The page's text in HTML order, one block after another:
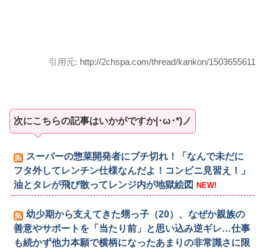
引用元: http://2chspa.com/thread/kankon/1503655611
次にこちらの記事はいかがですか|･ω･*)ノ
スーパーの惣菜開発者にブチ切れ！「なんで未だに
フタ外してレンチン仕様なんだよ！コンビニ見習え！」
油とタレが飛び散ってレンジ内が地獄絵図
NEW!
幼少期から支えてきた甥っ子（20）、なぜか親族の
善意やサポートを「当たり前」と思い込み逆ギレ…仕事
も続かず他力本願で横柄になったあまりの非常識さに限